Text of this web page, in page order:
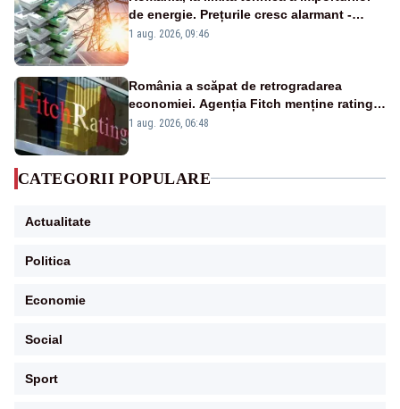
de energie. Prețurile cresc alarmant -
Analiză Realitatea Plus
1 aug. 2026, 09:46
România a scăpat de retrogradarea
economiei. Agenția Fitch menține ratingul
„BBB-” cu perspectivă negativă
1 aug. 2026, 06:48
CATEGORII POPULARE
Actualitate
Politica
Economie
Social
Sport